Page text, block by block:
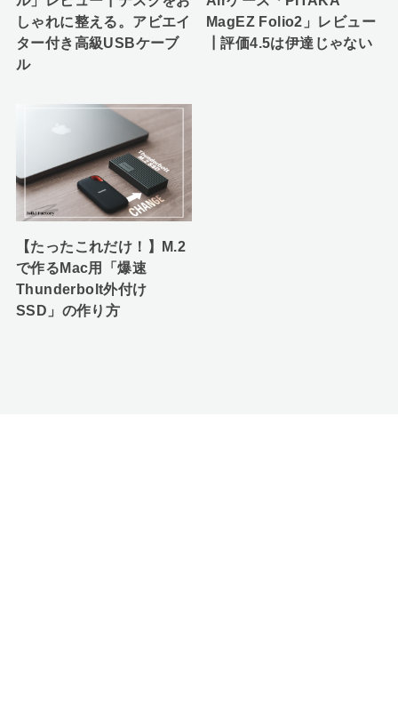
しゃれに整える。アビエイ
ター付き高級USBケーブ
ル
MagEZ Folio2」レビュー
┃評価4.5は伊達じゃない
【たったこれだけ！】M.2
で作るMac用「爆速
Thunderbolt外付け
SSD」の作り方